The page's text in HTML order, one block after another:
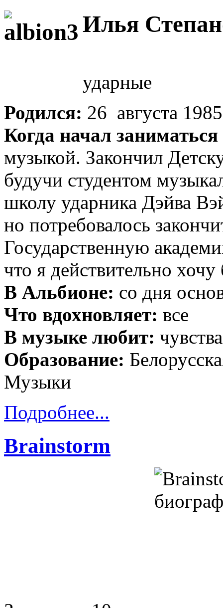
Илья
ударные
Родился: 26 августа
Когда начал
музыкой. Закончил
будучи студентом
школу ударника Дэйва
но потребовалось
Государственную
что я действительно
В Альбионе: со дня
Что вдохновляет: все
В музыке любит: чувства
Образование:
Музыки
Подробнее...
Brainstorm